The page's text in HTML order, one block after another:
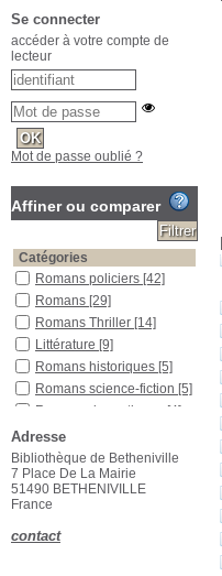
Se connecter
accéder à votre compte de
lecteur
Mot de passe oublié ?
Affiner ou comparer
Catégories
Romans policiers [42]
Romans [29]
Romans Thriller [14]
Littérature [9]
Romans historiques [5]
Romans science-fiction [5]
Romans dramatiques [4]
Théatre
Biographie [3]
Essai[2]
Romans fantastiques
Histoire & géographie
Adresse
Bibliothèque de Betheniville
7 Place De La Mairie
51490 BETHENIVILLE
France
contact